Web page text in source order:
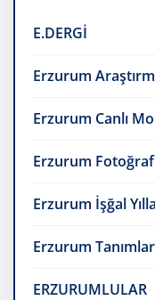
E.DERGİ
Erzurum
Erzurum Canlı
Erzurum
Erzurum İşğal
Erzurum
ERZURUMLULAR